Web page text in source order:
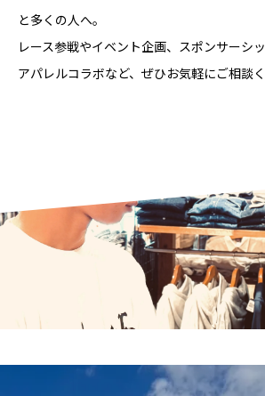
と多くの人へ。
レース参戦やイベント企画、スポンサーシ
アパレルコラボなど、ぜひお気軽にご相談く